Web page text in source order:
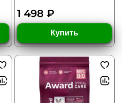
1 498 ₽
Купить